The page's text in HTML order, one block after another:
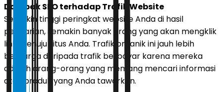
Dampak SEO terhadap Trafik Website
Semakin tinggi peringkat website Anda di hasil
pencarian, semakin banyak orang yang akan mengklik
link menuju situs Anda. Trafik organik ini jauh lebih
berharga daripada trafik berbayar karena mereka
adalah orang-orang yang memang mencari informasi
atau produk yang Anda tawarkan.